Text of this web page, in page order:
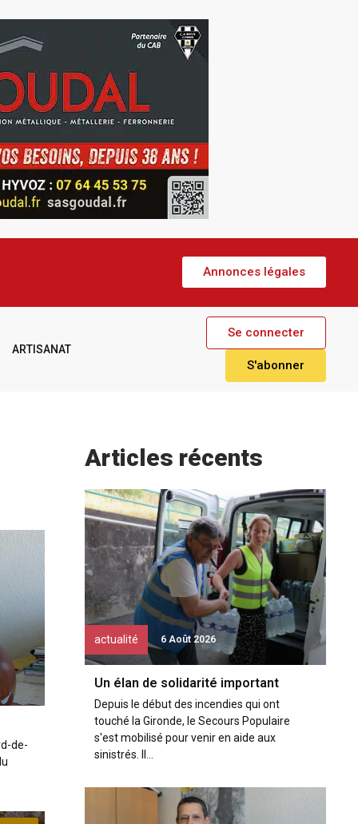
Annonces légales
ARTISANAT
Se connecter
S'abonner
de-
Articles récents
actualité 6 Août 2026
Un élan de solidarité important
Depuis le début des incendies qui ont
touché la Gironde, le Secours Populaire
s'est mobilisé pour venir en aide aux
sinistrés. Il...